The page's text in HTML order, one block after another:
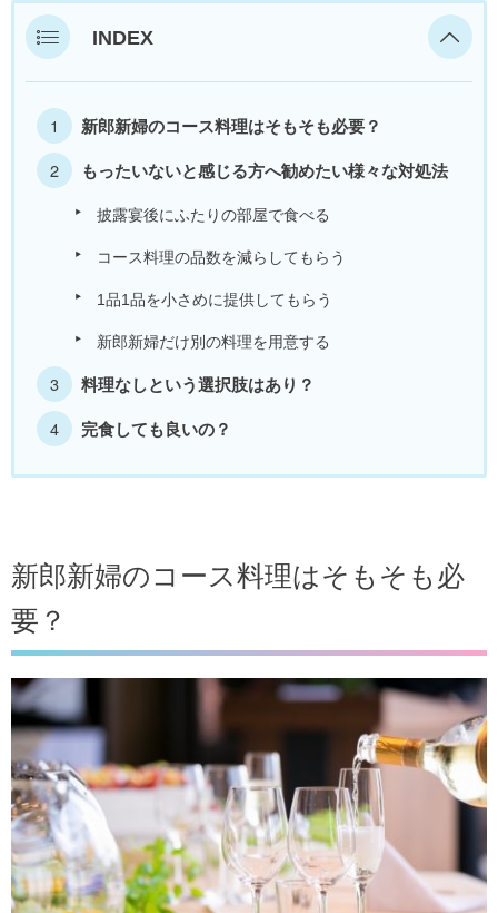
INDEX
新郎新婦のコース料理はそもそも必要？
もったいないと感じる方へ勧めたい様々な対処法
披露宴後にふたりの部屋で食べる
コース料理の品数を減らしてもらう
1品1品を小さめに提供してもらう
新郎新婦だけ別の料理を用意する
料理なしという選択肢はあり？
完食しても良いの？
新郎新婦のコース料理はそもそも必
要？